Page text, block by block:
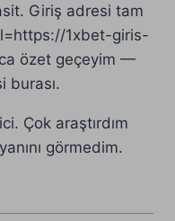
Giriş adresi tam
1xbet-giris-
özet geçeyim —
burası.
Çok araştırdım
görmedim.